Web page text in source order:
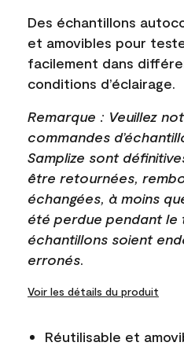
Des échantillons
et amovibles pour
facilement dans
conditions d’éclairage.
Remarque : Veuillez
commandes
Samplize sont
être retournées,
échangées, à moins
été perdue pendant
échantillons soient
erronés.
Voir les détails du produit
Réutilisable et